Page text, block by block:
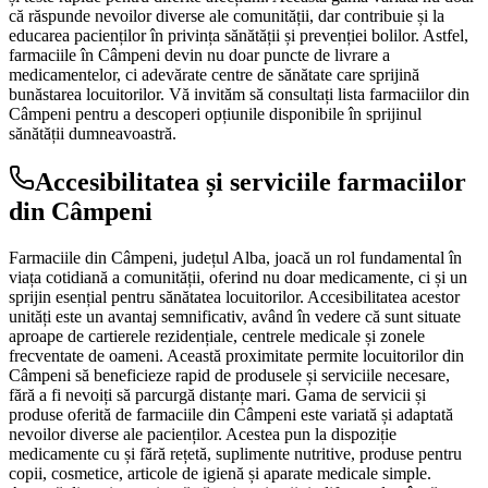
că răspunde nevoilor diverse ale comunității, dar contribuie și la
educarea pacienților în privința sănătății și prevenției bolilor. Astfel,
farmaciile în Câmpeni devin nu doar puncte de livrare a
medicamentelor, ci adevărate centre de sănătate care sprijină
bunăstarea locuitorilor. Vă invităm să consultați lista farmaciilor din
Câmpeni pentru a descoperi opțiunile disponibile în sprijinul
sănătății dumneavoastră.
Accesibilitatea și serviciile farmaciilor
din Câmpeni
Farmaciile din Câmpeni, județul Alba, joacă un rol fundamental în
viața cotidiană a comunității, oferind nu doar medicamente, ci și un
sprijin esențial pentru sănătatea locuitorilor. Accesibilitatea acestor
unități este un avantaj semnificativ, având în vedere că sunt situate
aproape de cartierele rezidențiale, centrele medicale și zonele
frecventate de oameni. Această proximitate permite locuitorilor din
Câmpeni să beneficieze rapid de produsele și serviciile necesare,
fără a fi nevoiți să parcurgă distanțe mari. Gama de servicii și
produse oferită de farmaciile din Câmpeni este variată și adaptată
nevoilor diverse ale pacienților. Acestea pun la dispoziție
medicamente cu și fără rețetă, suplimente nutritive, produse pentru
copii, cosmetice, articole de igienă și aparate medicale simple.